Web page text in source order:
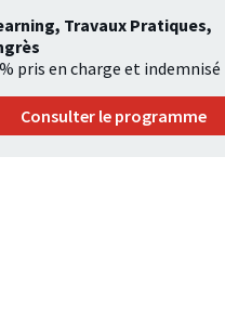
Travaux Pratiques,
pris en charge et indemnisé
Consulter le programme